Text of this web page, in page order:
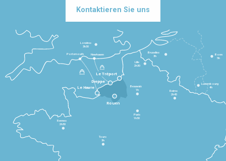
Kontaktieren Sie uns
Le Havre
Dieppe
Le Tréport
Rennes
2h30
Tours
3h
Paris
1h30
Beauvais
1h
Reims
2h45
Lille
2h30
Bruxelles
3h
Londres
3h30
Newhaven
Portsmouth
Bonn
5h
Luxembourg
4h
Rouen